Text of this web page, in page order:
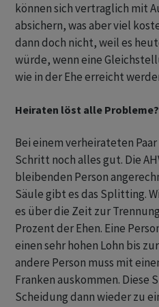
können sich vertraglich mit
absichern, was aber viel
dann doch nicht, weil es
würde, wenn eine
wie in der Ehe erreicht
Heiraten löst alle Probleme?
Bei einem verheirateten
Schritt noch alles gut. Die
bleibenden Person
Säule gibt es das Splitting.
es über die Zeit zur
Prozent der Ehen. Eine
einen sehr hohen Lohn bis
andere Person muss mit
Franken auskommen.
Scheidung dann wieder zu